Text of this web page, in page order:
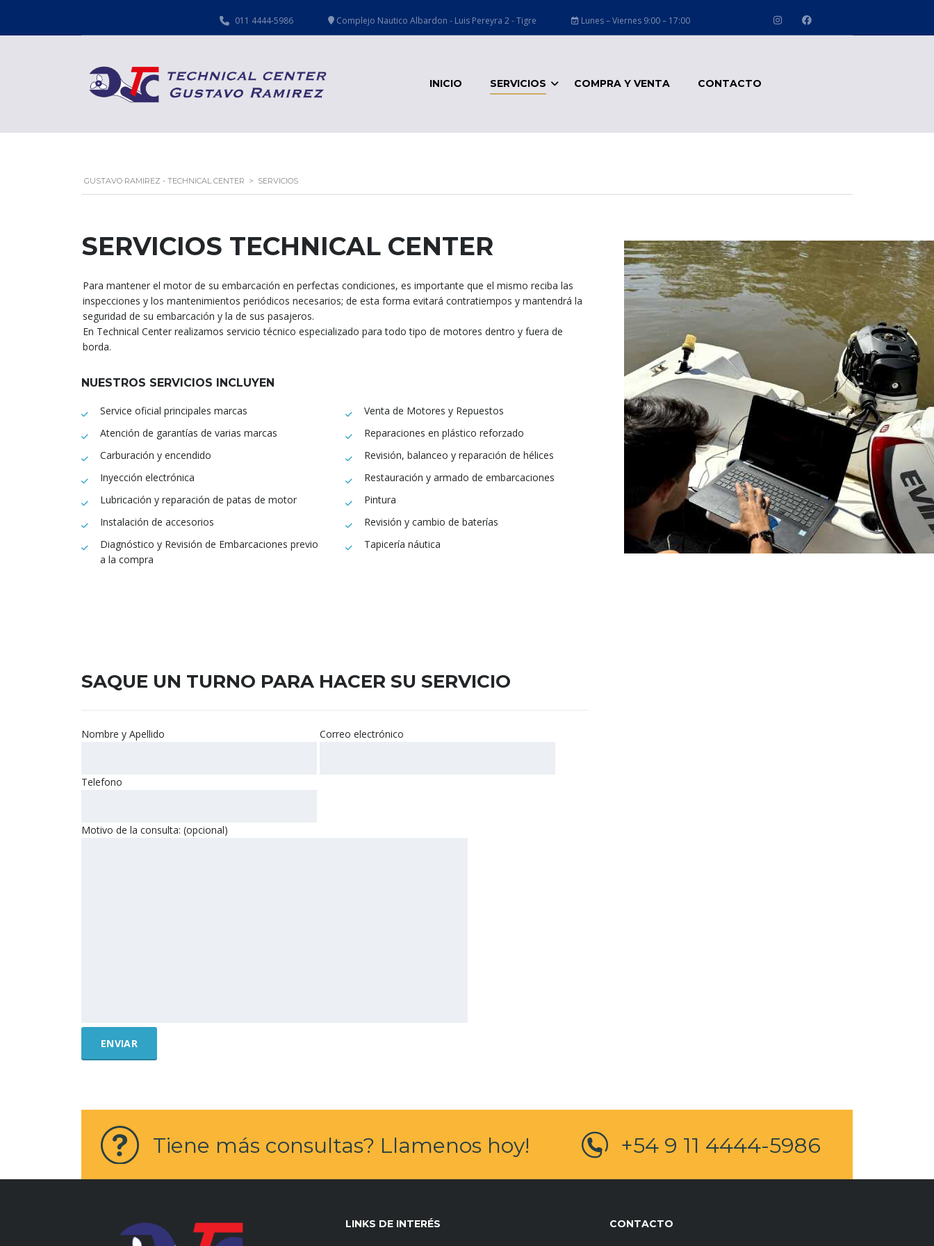
Lunes – Viernes 9:00 – 17:00
Complejo Nautico Albardon - Luis Pereyra 2 - Tigre
011 4444-5986
INICIO SERVICIOS COMPRA Y VENTA CONTACTO
GUSTAVO RAMIREZ - TECHNICAL CENTER > SERVICIOS
SERVICIOS TECHNICAL CENTER
Para mantener el motor de su embarcación en perfectas condiciones, es importante que el mismo reciba las
inspecciones y los mantenimientos periódicos necesarios; de esta forma evitará contratiempos y mantendrá la
seguridad de su embarcación y la de sus pasajeros.
En Technical Center realizamos servicio técnico especializado para todo tipo de motores dentro y fuera de
borda.
NUESTROS SERVICIOS INCLUYEN
Service oficial principales marcas
Atención de garantías de varias marcas
Carburación y encendido
Inyección electrónica
Lubricación y reparación de patas de motor
Instalación de accesorios
Diagnóstico y Revisión de Embarcaciones previo
a la compra
Venta de Motores y Repuestos
Reparaciones en plástico reforzado
Revisión, balanceo y reparación de hélices
Restauración y armado de embarcaciones
Pintura
Revisión y cambio de baterías
Tapicería náutica
SAQUE UN TURNO PARA HACER SU SERVICIO
Nombre y Apellido Correo electrónico
Telefono
Motivo de la consulta: (opcional)
Tiene más consultas? Llamenos hoy! +54 9 11 4444-5986
LINKS DE INTERÉS CONTACTO